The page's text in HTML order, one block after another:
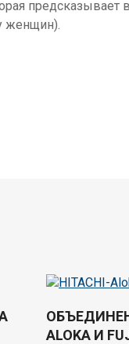
предсказывает
женщин).
ALOKA И